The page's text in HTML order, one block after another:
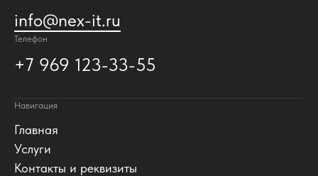
info@nex-it.ru
Телефон
+7 969 123-33-55
Навигация
Главная
Услуги
Контакты и реквизиты